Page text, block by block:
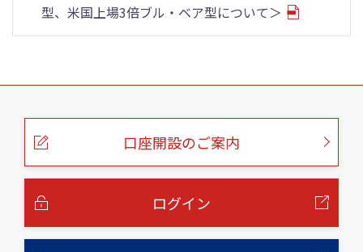
型、米国上場3倍ブル・ベア型について＞
こ
口座開設のご案内
ログイン